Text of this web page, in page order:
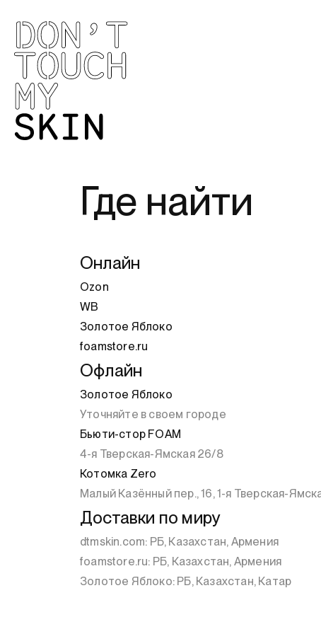
Где найти
Онлайн
Ozon
WB
Золотое Яблоко
foamstore.ru
Офлайн
Золотое Яблоко
Уточняйте в своем городе
Бьюти-стор FOAM
4-я Тверская-Ямская 26/8
Котомка Zero
Малый Казённый пер., 16, 1-я Тверская-
Доставки по миру
dtmskin.com: РБ, Казахстан, Армения
foamstore.ru: РБ, Казахстан, Армения
Золотое Яблоко: РБ, Казахстан, Катар